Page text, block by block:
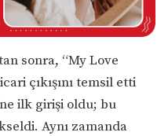
sonra, “My Love
çıkışını temsil etti
ilk girişi oldu; bu
Aynı zamanda